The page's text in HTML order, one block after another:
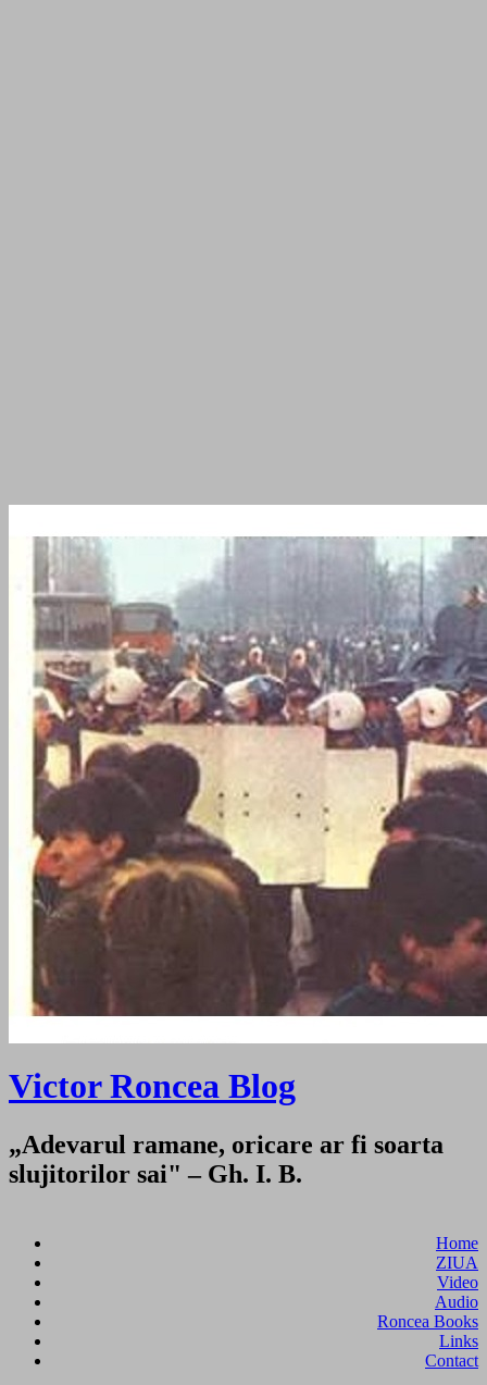
Victor Roncea Blog
„Adevarul ramane, oricare ar fi soarta
slujitorilor sai" – Gh. I. B.
Home
ZIUA
Video
Audio
Roncea Books
Links
Contact